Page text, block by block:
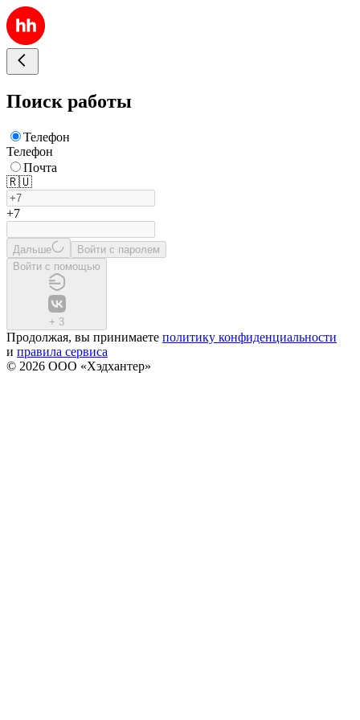
Поиск работы
Телефон
Телефон
Почта
🇷🇺
+7
Дальше
Войти с паролем
Войти с помощью
+ 3
Продолжая, вы принимаете политику конфиденциальности
и правила сервиса
© 2026 ООО «Хэдхантер»